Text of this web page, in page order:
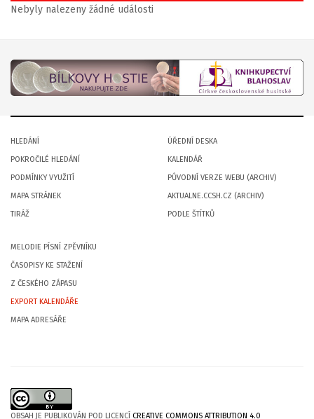
Nebyly nalezeny žádné události
HLEDÁNÍ
POKROČILÉ HLEDÁNÍ
PODMÍNKY VYUŽITÍ
MAPA STRÁNEK
TIRÁŽ
ÚŘEDNÍ DESKA
KALENDÁŘ
PŮVODNÍ VERZE WEBU (ARCHIV)
AKTUALNE.CCSH.CZ (ARCHIV)
PODLE ŠTÍTKŮ
MELODIE PÍSNÍ ZPĚVNÍKU
ČASOPISY KE STAŽENÍ
Z ČESKÉHO ZÁPASU
EXPORT KALENDÁŘE
MAPA ADRESÁŘE
OBSAH JE PUBLIKOVÁN POD LICENCÍ CREATIVE COMMONS ATTRIBUTION 4.0